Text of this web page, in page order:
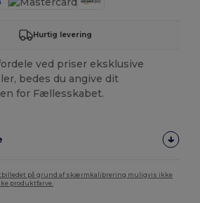
Hurtig levering
ved priser eksklusive
bedes du angive dit
for Fællesskabet.
på grund af skærmkalibrering muligvis ikke
produktfarve.